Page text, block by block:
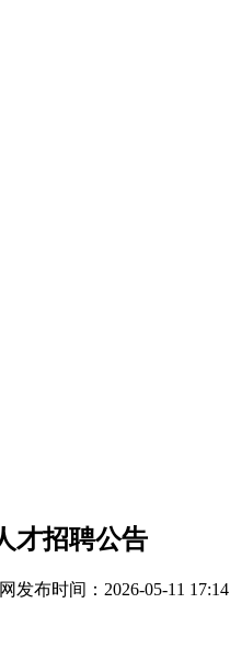
才招聘公告
发布时间：2026-05-11 17:14